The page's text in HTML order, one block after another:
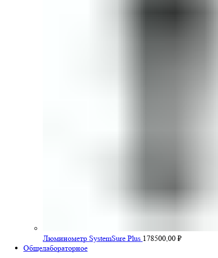
Люминометр SystemSure Plus 178500,00 ₽
Общелабораторное